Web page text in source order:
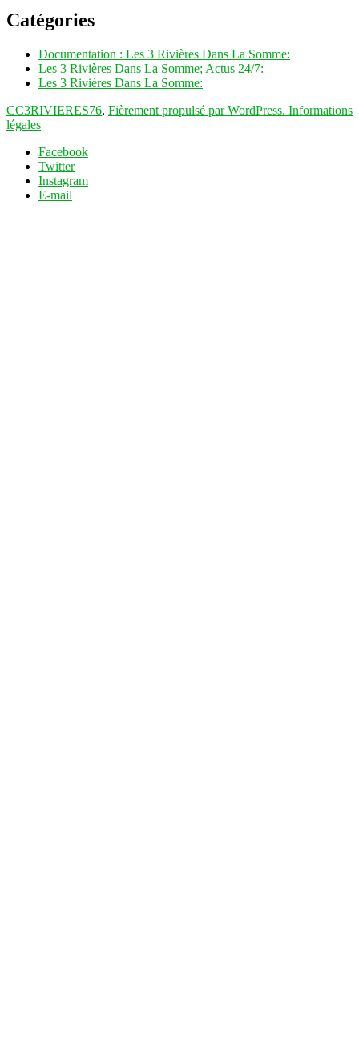
Catégories
Documentation : Les 3 Rivières Dans La Somme:
Les 3 Rivières Dans La Somme; Actus 24/7:
Les 3 Rivières Dans La Somme:
CC3RIVIERES76, Fièrement propulsé par WordPress. Informations
légales
Facebook
Twitter
Instagram
E-mail